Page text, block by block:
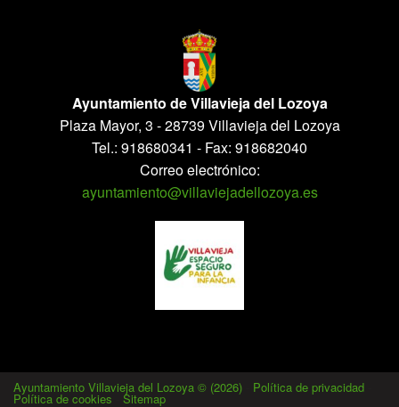
Ayuntamiento de Villavieja del Lozoya
Plaza Mayor, 3 - 28739 Villavieja del Lozoya
Tel.: 918680341 - Fax: 918682040
Correo electrónico:
ayuntamiento@villaviejadellozoya.es
Ayuntamiento Villavieja del Lozoya © (2026) Política de privacidad
Política de cookies Sitemap